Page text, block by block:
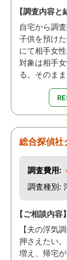
【調査内容と
自宅から調査
子供を預け
にて相手女性
対象は相手
る。そのま
総合探偵社
調査費用:
調査種別:
【ご相談内容】
【夫の浮気
押さえたい
増え、帰宅